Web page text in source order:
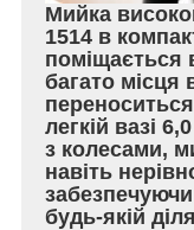
Мийка
1514 в
поміщається
багато місця
легкій вазі
з колесами,
навіть
будь-якій